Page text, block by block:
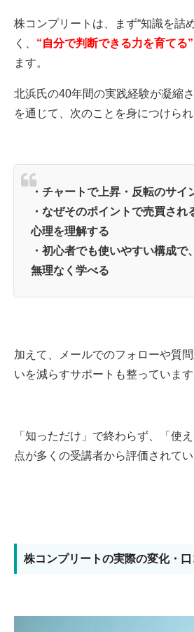
株コンプリートは、まず“知識を詰
く、 “自分で判断できる力を育てる”
ます。
北浜氏の40年間の実践経験が凝縮
を通じて、次のことを身につけられ
・チャートで上昇・反転のサイ
・なぜそのポイントで売買され
心理を理解する
・初心者でも使いやすい構成で
無理なく学べる
加えて、メールでのフォローや質
いを減らすサポートも整っています
「知っただけ」で終わらず、「使
点が多くの受講者から評価されてい
株コンプリートの実際の変化・口